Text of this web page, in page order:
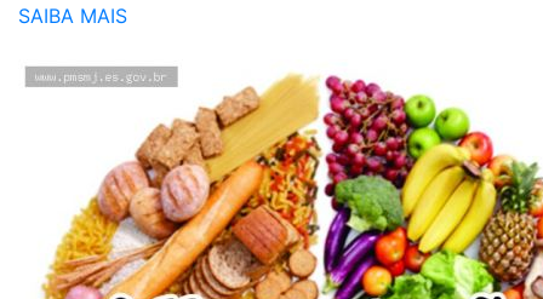
SAIBA MAIS